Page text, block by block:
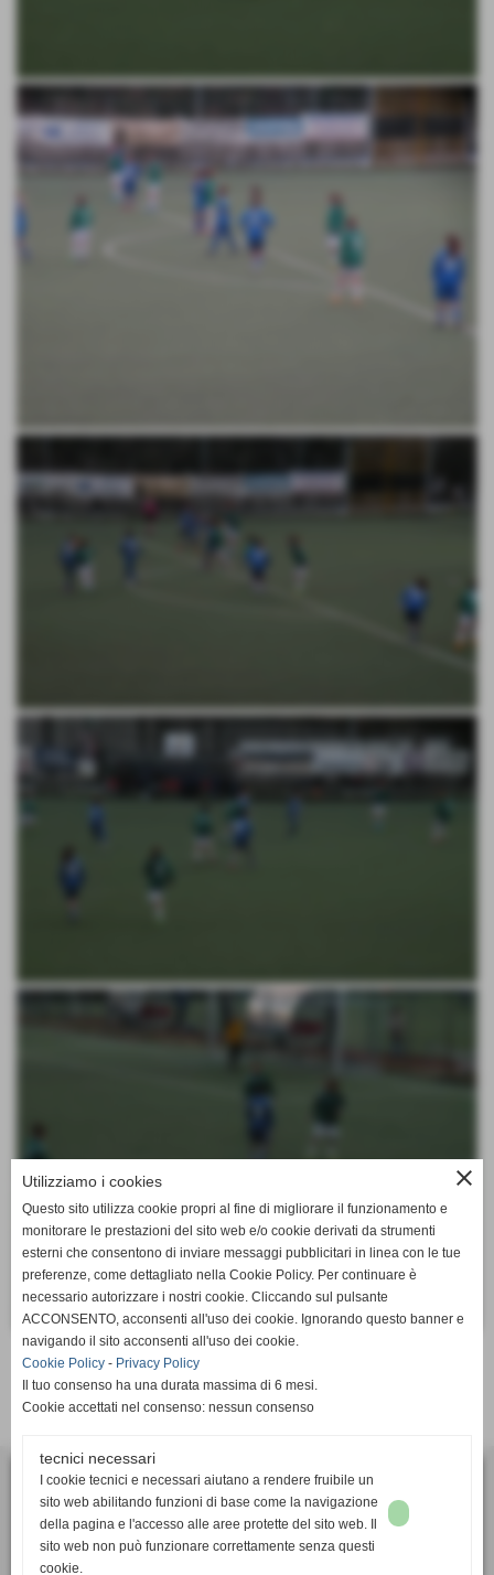
altre pagine
ASD Calcio Femminile SUPERBA
via Bartolomeo Bianco 6, 16127 - Genova (GE)
P.I. 01405910991
close
Utilizziamo i cookies
Questo sito utilizza cookie propri al fine di migliorare il funzionamento e
monitorare le prestazioni del sito web e/o cookie derivati da strumenti
esterni che consentono di inviare messaggi pubblicitari in linea con le tue
preferenze, come dettagliato nella Cookie Policy. Per continuare è
necessario autorizzare i nostri cookie. Cliccando sul pulsante
ACCONSENTO, acconsenti all'uso dei cookie. Ignorando questo banner e
navigando il sito acconsenti all'uso dei cookie.
Cookie Policy - Privacy Policy
Il tuo consenso ha una durata massima di 6 mesi.
Cookie accettati nel consenso: nessun consenso
tecnici necessari
I cookie tecnici e necessari aiutano a rendere fruibile un
sito web abilitando funzioni di base come la navigazione
della pagina e l'accesso alle aree protette del sito web. Il
sito web non può funzionare correttamente senza questi
cookie.